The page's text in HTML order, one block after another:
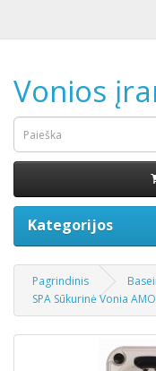
Vonios
Kategorijos
Pagrindinis
SPA Sūkurinė Vonia